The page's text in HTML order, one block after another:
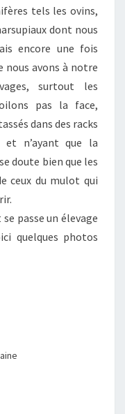
tels les ovins,
dont nous
encore une fois
nous avons à notre
surtout les
pas la face,
dans des racks
et n’ayant que la
doute bien que les
ceux du mulot qui
passe un élevage
quelques photos